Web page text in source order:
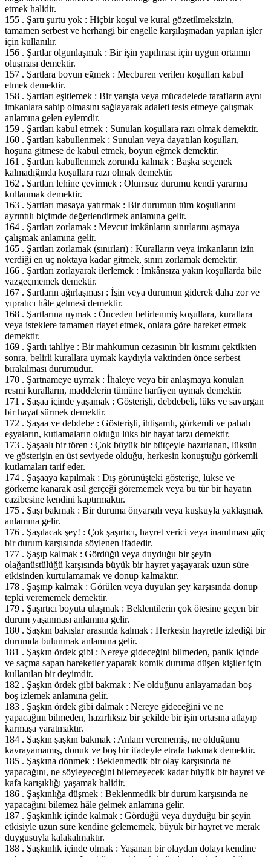
etmek halidir.
155 . Şartı şurtu yok : Hiçbir koşul ve kural gözetilmeksizin,
tamamen serbest ve herhangi bir engelle karşılaşmadan yapılan işler
için kullanılır.
156 . Şartlar olgunlaşmak : Bir işin yapılması için uygun ortamın
oluşması demektir.
157 . Şartlara boyun eğmek : Mecburen verilen koşulları kabul
etmek demektir.
158 . Şartları eşitlemek : Bir yarışta veya mücadelede tarafların aynı
imkanlara sahip olmasını sağlayarak adaleti tesis etmeye çalışmak
anlamına gelen eylemdir.
159 . Şartları kabul etmek : Sunulan koşullara razı olmak demektir.
160 . Şartları kabullenmek : Sunulan veya dayatılan koşulları,
hoşuna gitmese de kabul etmek, boyun eğmek demektir.
161 . Şartları kabullenmek zorunda kalmak : Başka seçenek
kalmadığında koşullara razı olmak demektir.
162 . Şartları lehine çevirmek : Olumsuz durumu kendi yararına
kullanmak demektir.
163 . Şartları masaya yatırmak : Bir durumun tüm koşullarını
ayrıntılı biçimde değerlendirmek anlamına gelir.
164 . Şartları zorlamak : Mevcut imkânların sınırlarını aşmaya
çalışmak anlamına gelir.
165 . Şartları zorlamak (sınırları) : Kuralların veya imkanların izin
verdiği en uç noktaya kadar gitmek, sınırı zorlamak demektir.
166 . Şartları zorlayarak ilerlemek : İmkânsıza yakın koşullarda bile
vazgeçmemek demektir.
167 . Şartların ağırlaşması : İşin veya durumun giderek daha zor ve
yıpratıcı hâle gelmesi demektir.
168 . Şartlarına uymak : Önceden belirlenmiş koşullara, kurallara
veya isteklere tamamen riayet etmek, onlara göre hareket etmek
demektir.
169 . Şartlı tahliye : Bir mahkumun cezasının bir kısmını çektikten
sonra, belirli kurallara uymak kaydıyla vaktinden önce serbest
bırakılması durumudur.
170 . Şartnameye uymak : İhaleye veya bir anlaşmaya konulan
resmi kuralların, maddelerin tümüne harfiyen uymak demektir.
171 . Şaşaa içinde yaşamak : Gösterişli, debdebeli, lüks ve savurgan
bir hayat sürmek demektir.
172 . Şaşaa ve debdebe : Gösterişli, ihtişamlı, görkemli ve pahalı
eşyaların, kutlamaların olduğu lüks bir hayat tarzı demektir.
173 . Şaşaalı bir tören : Çok büyük bir bütçeyle hazırlanan, lüksün
ve gösterişin en üst seviyede olduğu, herkesin konuştuğu görkemli
kutlamaları tarif eder.
174 . Şaşaaya kapılmak : Dış görünüşteki gösterişe, lükse ve
görkeme kanarak asıl gerçeği görememek veya bu tür bir hayatın
cazibesine kendini kaptırmaktır.
175 . Şaşı bakmak : Bir duruma önyargılı veya kuşkuyla yaklaşmak
anlamına gelir.
176 . Şaşılacak şey! : Çok şaşırtıcı, hayret verici veya inanılması güç
bir durum karşısında söylenen ifadedir.
177 . Şaşıp kalmak : Gördüğü veya duyduğu bir şeyin
olağanüstülüğü karşısında büyük bir hayret yaşayarak uzun süre
etkisinden kurtulamamak ve donup kalmaktır.
178 . Şaşırıp kalmak : Görülen veya duyulan şey karşısında donup
tepki verememek demektir.
179 . Şaşırtıcı boyuta ulaşmak : Beklentilerin çok ötesine geçen bir
durum yaşanması anlamına gelir.
180 . Şaşkın bakışlar arasında kalmak : Herkesin hayretle izlediği bir
durumda bulunmak anlamına gelir.
181 . Şaşkın ördek gibi : Nereye gideceğini bilmeden, panik içinde
ve saçma sapan hareketler yaparak komik duruma düşen kişiler için
kullanılan bir deyimdir.
182 . Şaşkın ördek gibi bakmak : Ne olduğunu anlayamadan boş
boş izlemek anlamına gelir.
183 . Şaşkın ördek gibi dalmak : Nereye gideceğini ve ne
yapacağını bilmeden, hazırlıksız bir şekilde bir işin ortasına atlayıp
karmaşa yaratmaktır.
184 . Şaşkın şaşkın bakmak : Anlam verememiş, ne olduğunu
kavrayamamış, donuk ve boş bir ifadeyle etrafa bakmak demektir.
185 . Şaşkına dönmek : Beklenmedik bir olay karşısında ne
yapacağını, ne söyleyeceğini bilemeyecek kadar büyük bir hayret ve
kafa karışıklığı yaşamak halidir.
186 . Şaşkınlığa düşmek : Beklenmedik bir durum karşısında ne
yapacağını bilemez hâle gelmek anlamına gelir.
187 . Şaşkınlık içinde kalmak : Gördüğü veya duyduğu bir şeyin
etkisiyle uzun süre kendine gelememek, büyük bir hayret ve merak
duygusuyla kalakalmaktır.
188 . Şaşkınlık içinde olmak : Yaşanan bir olaydan dolayı kendine